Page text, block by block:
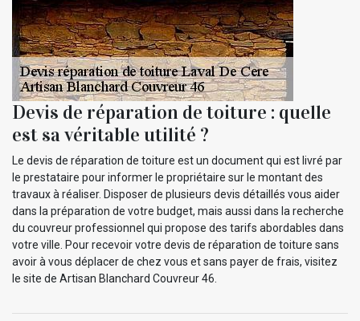
Devis de réparation de toiture : quelle
est sa véritable utilité ?
Le devis de réparation de toiture est un document qui est livré par
le prestataire pour informer le propriétaire sur le montant des
travaux à réaliser. Disposer de plusieurs devis détaillés vous aider
dans la préparation de votre budget, mais aussi dans la recherche
du couvreur professionnel qui propose des tarifs abordables dans
votre ville. Pour recevoir votre devis de réparation de toiture sans
avoir à vous déplacer de chez vous et sans payer de frais, visitez
le site de Artisan Blanchard Couvreur 46.